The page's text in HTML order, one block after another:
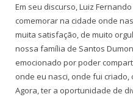
Em seu discurso, Luiz
comemorar na cidade onde
muita satisfação, de muito
nossa família de Santos
emocionado por poder
onde eu nasci, onde fui
Agora, ter a oportunidade de